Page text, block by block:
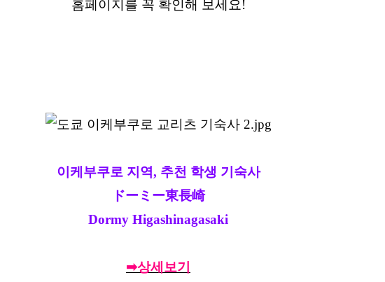
홈페이지를 꼭 확인해 보세요!
이케부쿠로 지역, 추천 학생 기숙사
ドーミー東長崎
Dormy Higashinagasaki
➡상세보기